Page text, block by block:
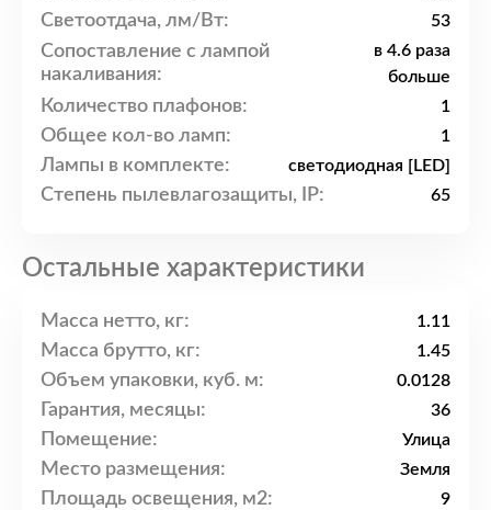
Светоотдача, лм/Вт: 53
Сопоставление с лампой
накаливания:
в 4.6 раза
больше
Количество плафонов: 1
Общее кол-во ламп: 1
Лампы в комплекте: светодиодная [LED]
Степень пылевлагозащиты, IP: 65
Остальные характеристики
Масса нетто, кг: 1.11
Масса брутто, кг: 1.45
Объем упаковки, куб. м: 0.0128
Гарантия, месяцы: 36
Помещение: Улица
Место размещения: Земля
Площадь освещения, м2: 9